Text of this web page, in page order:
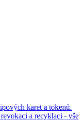
karet a tokenů.
a recyklaci - vše